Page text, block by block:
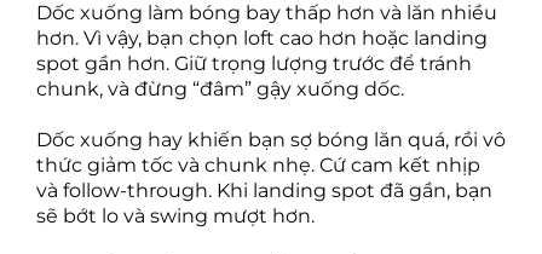
Dốc xuống làm bóng bay thấp hơn và lăn nhiều
hơn. Vì vậy, bạn chọn loft cao hơn hoặc landing
spot gần hơn. Giữ trọng lượng trước để tránh
chunk, và đừng “đâm” gậy xuống dốc.
Dốc xuống hay khiến bạn sợ bóng lăn quá, rồi vô
thức giảm tốc và chunk nhẹ. Cứ cam kết nhịp
và follow-through. Khi landing spot đã gần, bạn
sẽ bớt lo và swing mượt hơn.